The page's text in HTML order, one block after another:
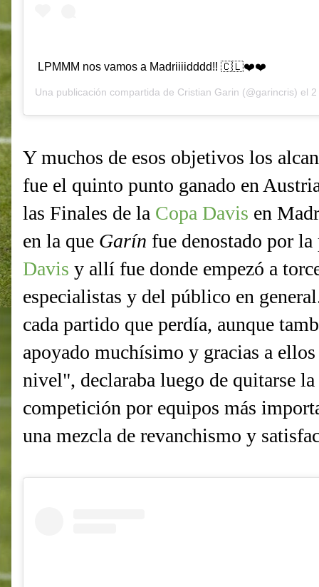
LPMMM nos vamos a Madriiiidddd!! 🇨🇱❤️❤️
Una publicación compartida de Cristian Garin (@garincris) el 2
Y muchos de esos objetivos los
fue el quinto punto ganado en
las Finales de la Copa Davis en
en la que Garín fue denostado por
Davis y allí fue donde empezó a
especialistas y del público en
cada partido que perdía, aunque
apoyado muchísimo y gracias a
nivel", declaraba luego de quitarse
competición por equipos más
una mezcla de revanchismo y